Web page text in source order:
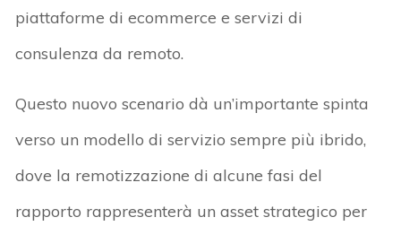
piattaforme di ecommerce e servizi di
consulenza da remoto.
Questo nuovo scenario dà un’importante spinta
verso un modello di servizio sempre più ibrido,
dove la remotizzazione di alcune fasi del
rapporto rappresenterà un asset strategico per